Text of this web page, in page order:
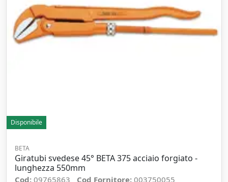
Disponibile
BETA
Giratubi svedese 45° BETA 375 acciaio forgiato -
lunghezza 550mm
Cod: 09765863 Cod Fornitore: 003750055